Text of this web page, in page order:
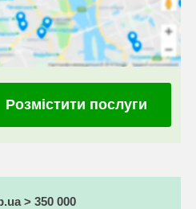
Розмістити послуги
> 350 000